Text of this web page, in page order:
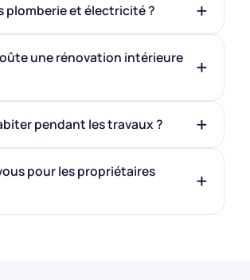
plomberie et électricité ?
une rénovation intérieure
pendant les travaux ?
pour les propriétaires